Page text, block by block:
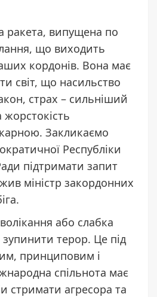
ракета, випущена по
що виходить
кордонів. Вона має
світ, що насильство
страх – сильніший
жорстокість
Закликаємо
Республіки
підтримати запит
міністр закордонних
або слабка
зупинити терор. Це під
принциповим і
спільнота має
стримати агресора та